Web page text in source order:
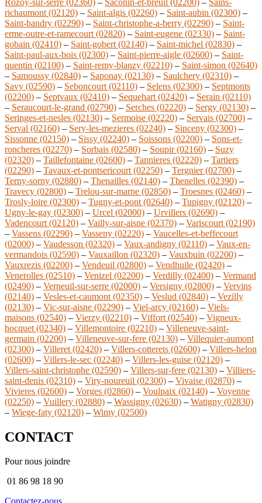
richaumont (02120) – Saint-algis (02260) – Saint-aubin (02300) –
Saint-bandry (02290) – Saint-christophe-a-berry (02290) – Saint-
erme-outre-et-ramecourt (02820) – Saint-eugene (02330) – Saint-
gobain (02410) – Saint-gobert (02140) – Saint-michel (02830) –
Saint-paul-aux-bois (02300) – Saint-pierre-aigle (02600) – Saint-
quentin (02100) – Saint-remy-blanzy (02210) – Saint-simon (02640)
– Samoussy (02840) – Saponay (02130) – Saulchery (02310) –
Savy (02590) – Seboncourt (02110) – Selens (02300) – Septmonts
(02200) – Septvaux (02410) – Sequehart (02420) – Serain (02110)
– Seraucourt-le-grand (02790) – Serches (02220) – Sergy (02130) –
Seringes-et-nesles (02130) – Sermoise (02220) – Servais (02700) –
Serval (02160) – Sery-les-mezieres (02240) – Sinceny (02300) –
Sissonne (02150) – Sissy (02240) – Soissons (02200) – Sons-et-
roncheres (02270) – Sorbais (02580) – Soupir (02160) – Suzy
(02320) – Taillefontaine (02600) – Tannieres (02220) – Tartiers
(02290) – Tavaux-et-pontsericourt (02250) – Tergnier (02700) –
Terny-sorny (02880) – Thenailles (02140) – Thenelles (02390) –
Travecy (02800) – Trelou-sur-marne (02850) – Troesnes (02460) –
Trosly-loire (02300) – Tugny-et-pont (02640) – Tupigny (02120) –
Ugny-le-gay (02300) – Urcel (02000) – Urvillers (02690) –
Vadencourt (02120) – Vailly-sur-aisne (02370) – Variscourt (02190)
– Vassens (02290) – Vasseny (02220) – Vaucelles-et-beffecourt
(02000) – Vaudesson (02320) – Vaux-andigny (02110) – Vaux-en-
vermandois (02590) – Vauxaillon (02320) – Vauxbuin (02200) –
Vauxrezis (02200) – Vendeuil (02800) – Vendhuile (02420) –
Venerolles (02510) – Venizel (02200) – Verdilly (02400) – Vermand
(02490) – Verneuil-sur-serre (02000) – Versigny (02800) – Vervins
(02140) – Vesles-et-caumont (02350) – Veslud (02840) – Vezilly
(02130) – Vic-sur-aisne (02290) – Viel-arcy (02160) – Viels-
maisons (02540) – Vierzy (02210) – Viffort (02540) – Vigneux-
hocquet (02340) – Villemontoire (02210) – Villeneuve-saint-
germain (02200) – Villeneuve-sur-fere (02130) – Villequier-aumont
(02300) – Villeret (02420) – Villers-cotterets (02600) – Villers-helon
(02600) – Villers-le-sec (02240) – Villers-les-guise (02120) –
Villers-saint-christophe (02590) – Villers-sur-fere (02130) – Villiers-
saint-denis (02310) – Viry-noureuil (02300) – Vivaise (02870) –
Vivieres (02600) – Vorges (02860) – Voulpaix (02140) – Voyenne
(02250) – Vuillery (02880) – Wassigny (02630) – Watigny (02830)
– Wiege-faty (02120) – Wimy (02500)
CONTACT
Pour nous joindre
01 86 98 18 90